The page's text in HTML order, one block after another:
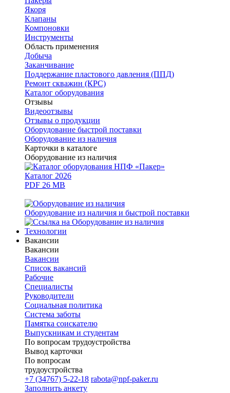
Якоря
Клапаны
Компоновки
Инструменты
Область применения
Добыча
Заканчивание
Поддержание пластового давления (ППД)
Ремонт скважин (КРС)
Каталог оборудования
Отзывы
Видеоотзывы
Отзывы о продукции
Оборудование быстрой поставки
Оборудование из наличия
Карточки в каталоге
Оборудование из наличия
Каталог 2026
PDF 26 MB
Оборудование из наличия и быстрой поставки
Технологии
Вакансии
Вакансии
Вакансии
Список вакансий
Рабочие
Специалисты
Руководители
Cоциальная политика
Система заботы
Памятка соискателю
Выпускникам и студентам
По вопросам трудоустройства
Вывод карточки
По вопросам
трудоустройства
+7 (34767) 5-22-18 rabota@npf-paker.ru
Заполнить анкету